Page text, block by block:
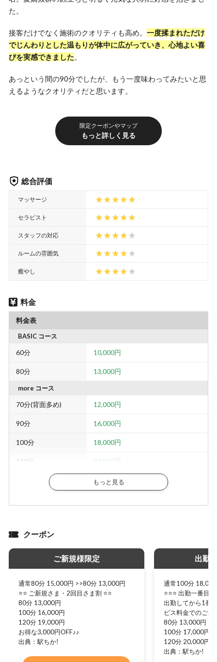
た。
接客だけでなく施術のクオリティも高め。 一度揉まれただけ
でじんわりとした温もりが体中に広がっていき、心地よい喜
びを実感できました。
あっという間の90分でしたが、もう一度味わってみたいと思
えるようなクオリティだと思います。
限定クーポンやマップ
もっと詳しく見る
総合評価
マッサージ
セラピスト
スタッフの対応
ルームの雰囲気
癒やし
料金
料金表
BASIC コース
60分 10,000円
80分 13,000円
more コース
70分(背面多め) 12,000円
90分 16,000円
100分 18,000円
120分 22,000円
28,000円
脳汁ヘッドコース
40分 7,000円
60分 10,000円
PREMIUM コース
80分
その他
NET指名料 1,000円
もっと見る
クーポン
ご新規様限定
通常80分 15,000円 >>80分 13,000円
⭐️⭐️ ご新規さま・2回目さま割 ⭐️⭐️
80分 13,000円
100分 16,000円
120分 19,000円
お得な3,000円OFF♪♪
出典：駅ちか!
出勤
通常100分
⭐️⭐️⭐️ 出勤一番目割
出勤してから1番
ビス料金でのご案
80分 13,000円
100分 17,000円
120分 20,000円
出典：駅ちか!